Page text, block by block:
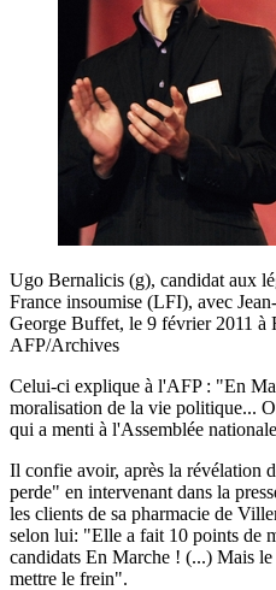
Ugo Bernalicis (g), candidat aux
France insoumise (LFI), avec
George Buffet, le 9 février 2011 à
AFP/Archives
Celui-ci explique à l'AFP : "En
moralisation de la vie politique...
qui a menti à l'Assemblée
Il confie avoir, après la révélation
perde" en intervenant dans la
les clients de sa pharmacie de
selon lui: "Elle a fait 10 points de
candidats En Marche ! (...) Mais
mettre le frein".